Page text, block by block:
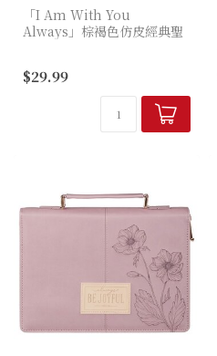
「I Am With You
Always」棕褐色仿皮經典聖
在。無論前往教堂、參加查經
聚會，或在家中靜心研讀神...
$29.99